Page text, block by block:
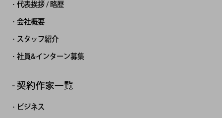
代表挨拶 / 略歴
会社概要
スタッフ紹介
社員&インターン募集
契約作家一覧
ビジネス